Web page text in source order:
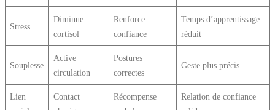
Stress
Diminue
cortisol
Renforce
confiance
Temps d’apprentissage
réduit
Souplesse
Active
circulation
Postures
correctes
Geste plus précis
Lien
Contact
Récompense
Relation de confiance